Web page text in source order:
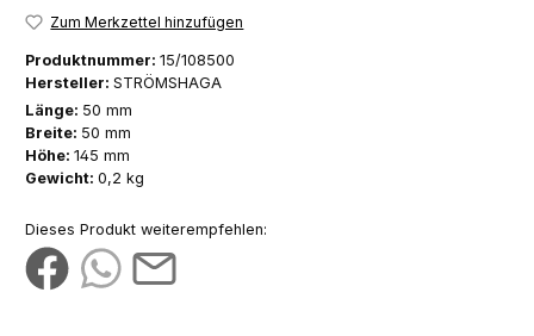
Zum Merkzettel hinzufügen
Produktnummer: 15/108500
Hersteller: STRÖMSHAGA
Länge: 50 mm
Breite: 50 mm
Höhe: 145 mm
Gewicht: 0,2 kg
Dieses Produkt weiterempfehlen: